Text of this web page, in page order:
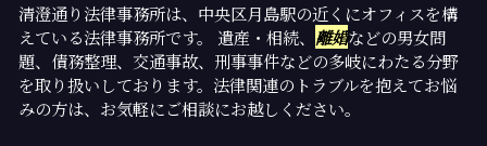
清澄通り法律事務所は、中央区月島駅の近くにオフィスを構
えている法律事務所です。 遺産・相続、 離婚などの男女問
題、債務整理、交通事故、刑事事件などの多岐にわたる分野
を取り扱いしております。法律関連のトラブルを抱えてお悩
みの方は、お気軽にご相談にお越しください。